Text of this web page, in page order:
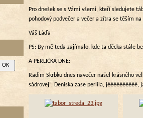
Pro dnešek se s Vámi všemi, kteří sledujete
pohodový podvečer a večer a zítra se těším na
Váš Láďa
PS: By mě teda zajímalo, kde ta děcka stále
A PERLIČKA DNE:
Radim Skrbku dnes navečer našel krásného
sádrovej“. Deniska zase perlila, jéééééééééé,